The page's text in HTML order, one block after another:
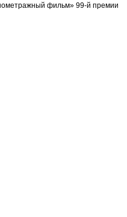
фильм» 99-й премии